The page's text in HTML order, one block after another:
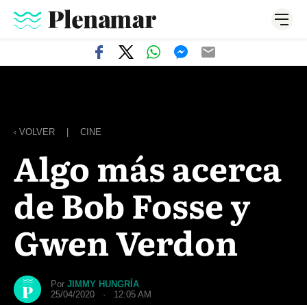
‹ VOLVER CINE
Algo más acerca
de Bob Fosse y
Gwen Verdon
Por JIMMY HUNGRÍA
25/04/2020 · 12:05 AM